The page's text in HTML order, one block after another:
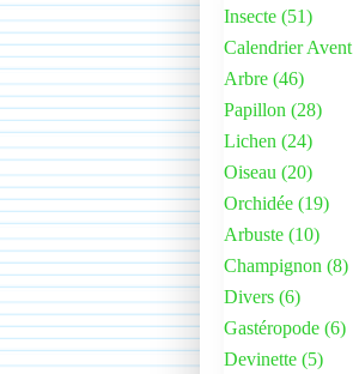
Insecte (51)
Calendrier Avent
Arbre (46)
Papillon (28)
Lichen (24)
Oiseau (20)
Orchidée (19)
Arbuste (10)
Champignon (8)
Divers (6)
Gastéropode (6)
Devinette (5)